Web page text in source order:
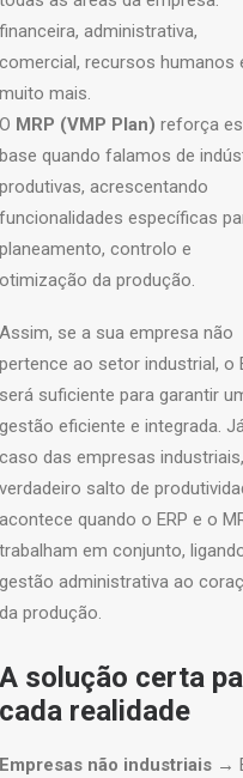
financeira, administrativa,
comercial, recursos humanos
muito mais.
O MRP (VMP Plan) reforça
base quando falamos de
produtivas, acrescentando
funcionalidades específicas
planeamento, controlo e
otimização da produção.
Assim, se a sua empresa não
pertence ao setor industrial, o
será suficiente para garantir
gestão eficiente e integrada.
caso das empresas
verdadeiro salto de
acontece quando o ERP e o
trabalham em conjunto,
gestão administrativa ao
da produção.
A solução certa
cada realidade
Empresas não industriais →